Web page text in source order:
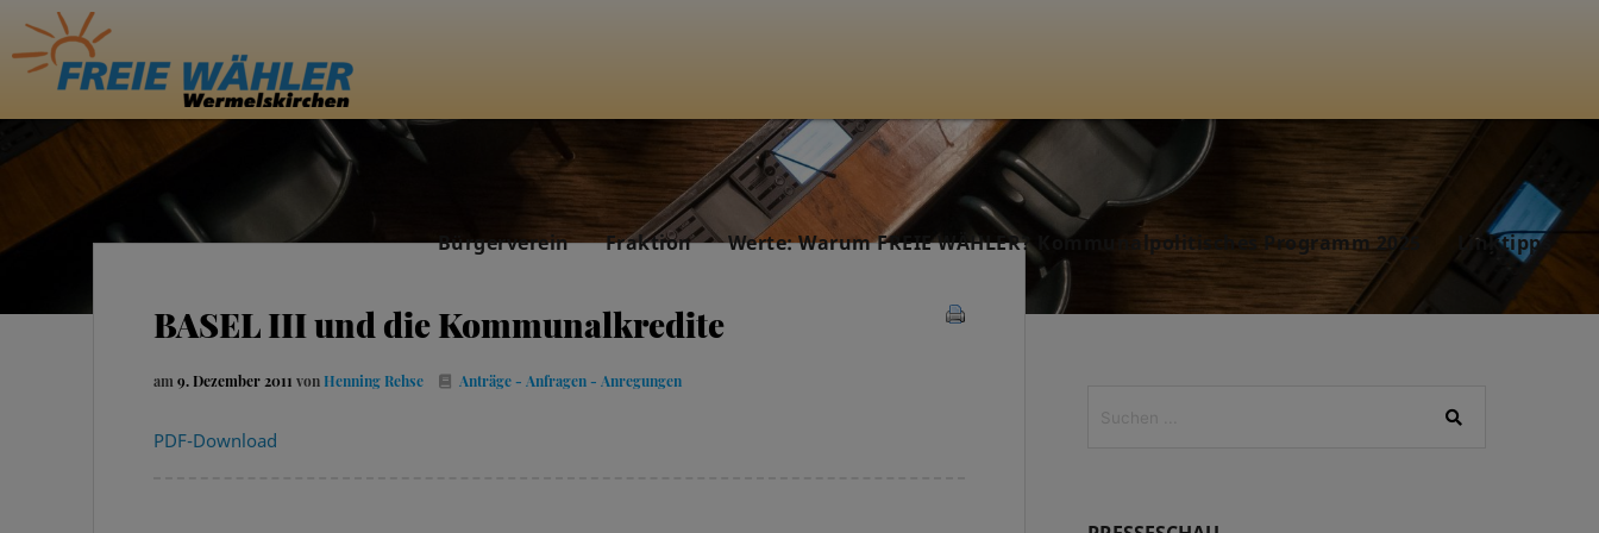
Bürgerverein Fraktion Werte: Warum FREIE WÄHLER? Kommunalpolitisches Programm 2025 Linktipps
BASEL III und die Kommunalkredite
am9. Dezember 2011 von Henning Rehse Anträge - Anfragen - Anregungen
PDF-Download